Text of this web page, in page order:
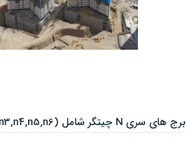
برج های سری N چیتگر شامل (n1,n2,n3,n4,n5,n6)